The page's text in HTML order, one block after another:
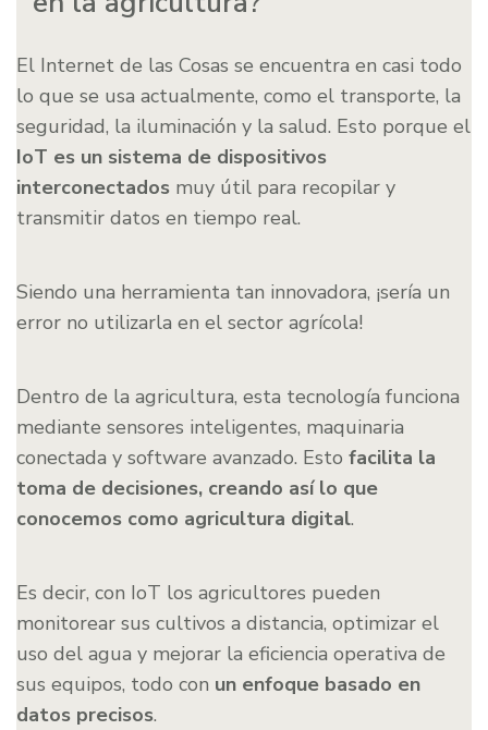
El Internet de las Cosas se encuentra en casi todo
lo que se usa actualmente, como el transporte, la
seguridad, la iluminación y la salud. Esto porque el
IoT es un sistema de dispositivos
interconectados muy útil para recopilar y
transmitir datos en tiempo real.
Siendo una herramienta tan innovadora, ¡sería un
error no utilizarla en el sector agrícola!
Dentro de la agricultura, esta tecnología funciona
mediante sensores inteligentes, maquinaria
conectada y software avanzado. Esto facilita la
toma de decisiones, creando así lo que
conocemos como agricultura digital.
Es decir, con IoT los agricultores pueden
monitorear sus cultivos a distancia, optimizar el
uso del agua y mejorar la eficiencia operativa de
sus equipos, todo con un enfoque basado en
datos precisos.